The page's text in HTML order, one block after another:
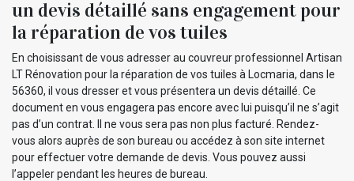
un devis détaillé sans engagement pour
la réparation de vos tuiles
En choisissant de vous adresser au couvreur professionnel Artisan
LT Rénovation pour la réparation de vos tuiles à Locmaria, dans le
56360, il vous dresser et vous présentera un devis détaillé. Ce
document en vous engagera pas encore avec lui puisqu’il ne s’agit
pas d’un contrat. Il ne vous sera pas non plus facturé. Rendez-
vous alors auprès de son bureau ou accédez à son site internet
pour effectuer votre demande de devis. Vous pouvez aussi
l’appeler pendant les heures de bureau.